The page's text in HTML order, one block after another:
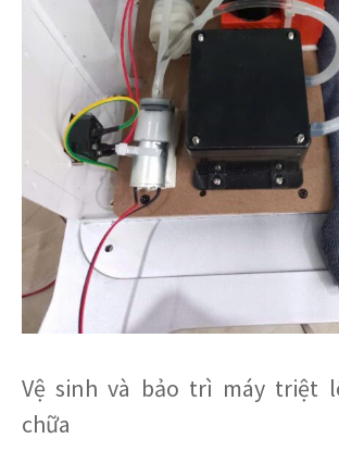
Vệ sinh và bảo trì máy triệt
chữa